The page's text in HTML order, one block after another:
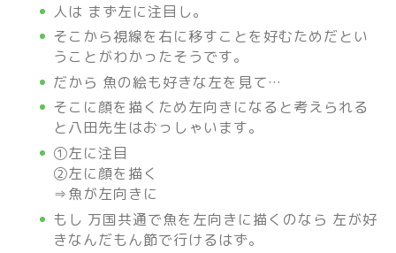
人は まず左に注目し。
そこから視線を右に移すことを好むためだとい
うことがわかったそうです。
だから 魚の絵も好きな左を見て…
そこに顔を描くため左向きになると考えられる
と八田先生はおっしゃいます。
①左に注目
②左に顔を描く
⇒魚が左向きに
もし 万国共通で魚を左向きに描くのなら 左が好
きなんだもん節で行けるはず。